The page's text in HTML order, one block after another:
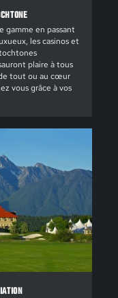
gamme en passant
les casinos et
plaire à tous
tout ou au cœur
vous grâce à vos